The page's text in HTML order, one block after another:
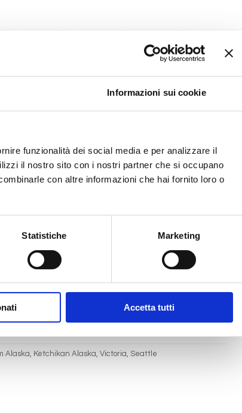
Informazioni sui cookie
funzionalità dei social media e per analizzare il
il nostro sito con i nostri partner che si occupano
con altre informazioni che hai fornito loro o
Statistiche Marketing
Accetta tutti
Messina, Valletta, Provence(marseilles)
Alaska, Ketchikan Alaska, Victoria, Seattle